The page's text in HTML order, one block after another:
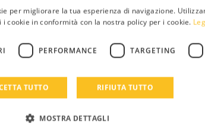
Login
per migliorare la tua esperienza di navigazione.
cookie in conformità con la nostra policy per i cookie.
PERFORMANCE TARGETING
TUTTO RIFIUTA TUTTO
MOSTRA DETTAGLI